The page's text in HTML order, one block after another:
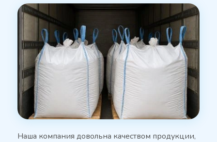
Наша компания довольна качеством продукции,